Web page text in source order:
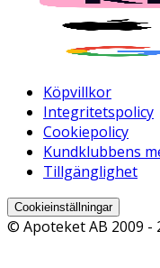
Köpvillkor
Integritetspolicy
Cookiepolicy
Kundklubbens
Tillgänglighet
Cookieinställningar
© Apoteket AB 2009 -